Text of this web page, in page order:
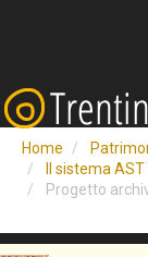
Home
Il sistema
Progetto